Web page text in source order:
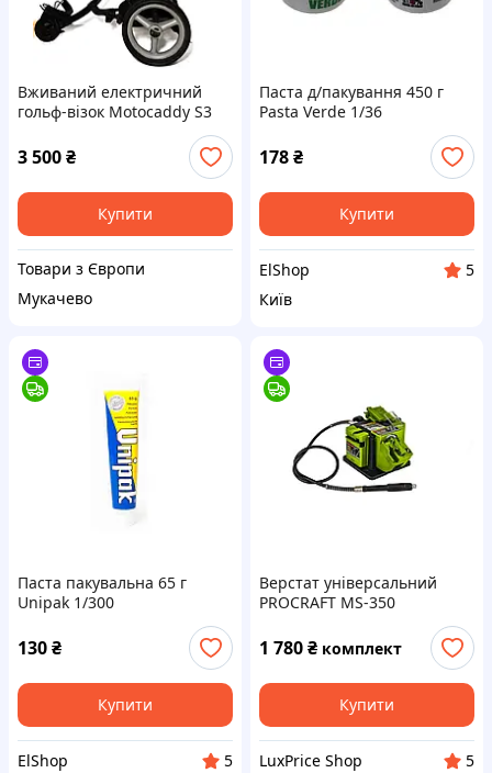
Вживаний електричний
гольф-візок Motocaddy S3
3 500₴
Купити
Товари з Європи
Мукачево
Паста д/пакування 450 г
Pasta Verde 1/36
178₴
Купити
ElShop
5
Київ
Паста пакувальна 65 г
Unipak 1/300
130₴
Купити
ElShop
5
Верстат універсальний
PROCRAFT MS-350
1 780₴ комплект
Купити
LuxPrice Shop
5